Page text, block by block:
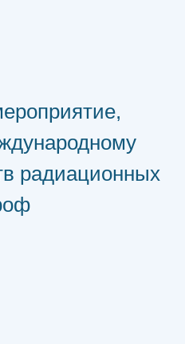
радиационных